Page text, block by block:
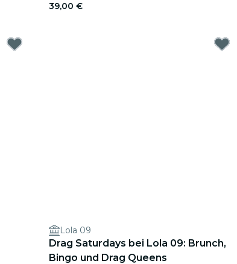
39,00 €
Lola 09
Drag Saturdays bei Lola 09: Brunch,
Bingo und Drag Queens